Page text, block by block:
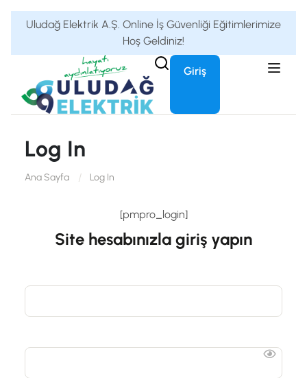
Uludağ Elektrik A.Ş. Online İş Güvenliği Eğitimlerimize
Hoş Geldiniz!
Giriş
Log In
Ana Sayfa Log In
[pmpro_login]
Site hesabınızla giriş yapın